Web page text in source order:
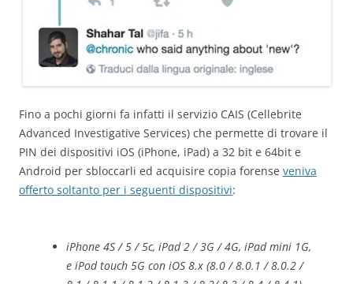
Fino a pochi giorni fa infatti il servizio CAIS (Cellebrite
Advanced Investigative Services) che permette di trovare il
PIN dei dispositivi iOS (iPhone, iPad) a 32 bit e 64bit e
Android per sbloccarli ed acquisire copia forense veniva
offerto soltanto per i seguenti dispositivi:
iPhone 4S / 5 / 5c, iPad 2 / 3G / 4G, iPad mini 1G,
e iPod touch 5G con iOS 8.x (8.0 / 8.0.1 / 8.0.2 /